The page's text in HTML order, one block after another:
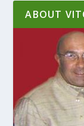
ABOUT